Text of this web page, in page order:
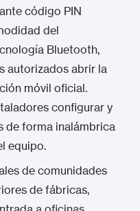
código PIN
del
Bluetooth,
autorizados abrir la
móvil oficial.
configurar y
de forma inalámbrica
equipo.
de comunidades
de fábricas,